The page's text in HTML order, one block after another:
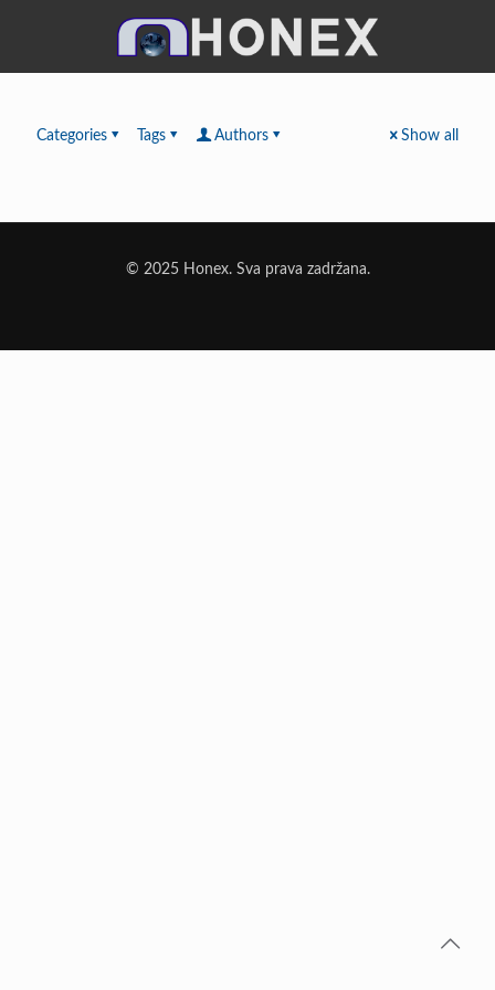
Categories Tags Authors Show all
© 2025 Honex. Sva prava zadržana.